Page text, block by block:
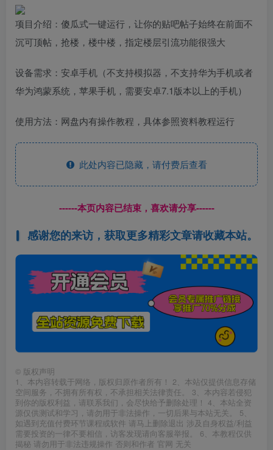
项目介绍：傻瓜式一键运行，让你的贴吧帖子始终在前面不
沉可顶帖，抢楼，楼中楼，指定楼层引流功能很强大
设备需求：安卓手机（不支持模拟器，不支持华为手机或者
华为鸿蒙系统，苹果手机，需要安卓7.1版本以上的手机）
使用方法：网盘内有操作教程，具体参照资料教程运行
此处内容已隐藏，请付费后查看
------本页内容已结束，喜欢请分享------
感谢您的来访，获取更多精彩文章请收藏本站。
© 版权声明
1、本内容转载于网络，版权归原作者所有！ 2、本站仅提供信息存储
空间服务，不拥有所有权，不承担相关法律责任。 3、本内容若侵犯
到你的版权利益，请联系我们，会尽快给予删除处理！ 4、本站全资
源仅供测试和学习，请勿用于非法操作，一切后果与本站无关。 5、
如遇到充值付费环节课程或软件 请马上删除退出 涉及自身权益/利益
需要投资的一律不要相信，访客发现请向客服举报。 6、本教程仅供
揭秘 请勿用于非法违规操作 否则和作者 官网 无关